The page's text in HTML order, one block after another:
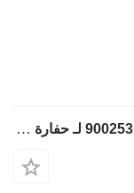
المرشح الهيدروليكي Liebherr فلتر الهواء 9002531 لـ حفارة Liebherr